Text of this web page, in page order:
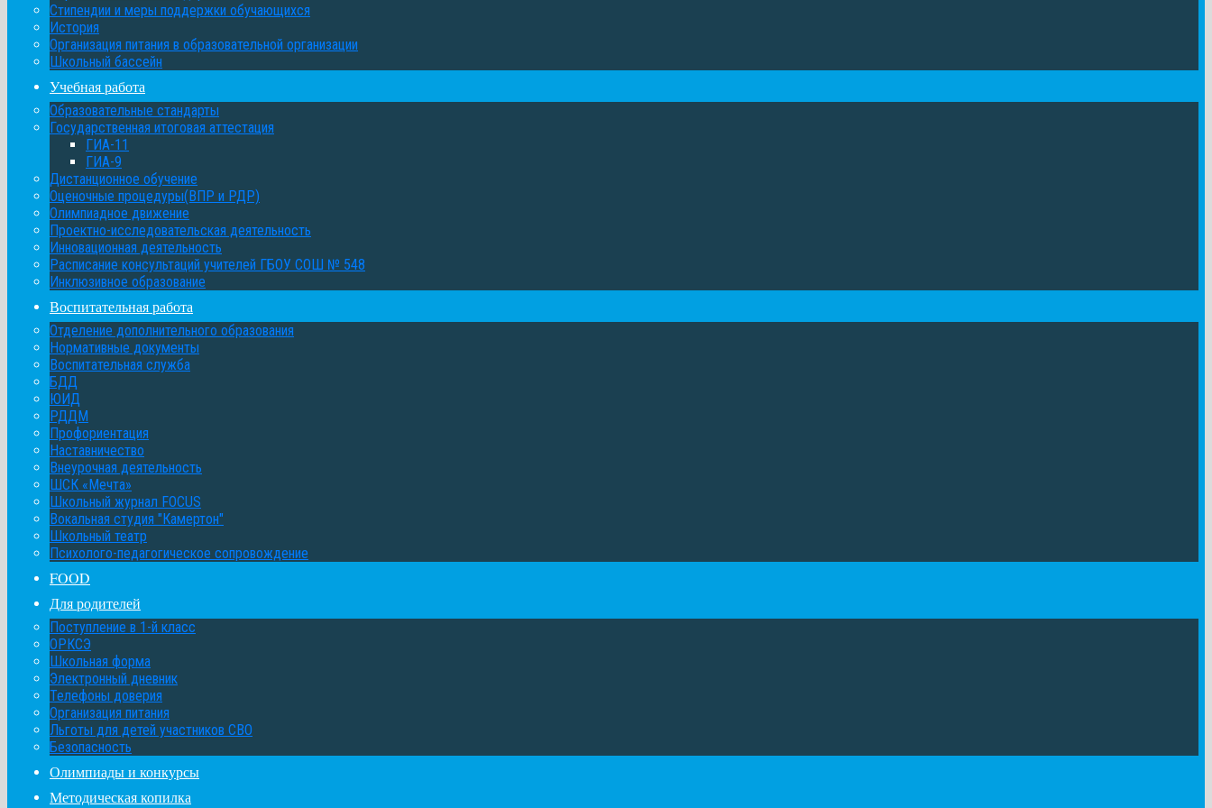
Стипендии и меры поддержки обучающихся
История
Организация питания в образовательной организации
Школьный бассейн
Учебная работа
Образовательные стандарты
Государственная итоговая аттестация
ГИА-11
ГИА-9
Дистанционное обучение
Оценочные процедуры(ВПР и РДР)
Олимпиадное движение
Проектно-исследовательская деятельность
Инновационная деятельность
Расписание консультаций учителей ГБОУ СОШ № 548
Инклюзивное образование
Воспитательная работа
Отделение дополнительного образования
Нормативные документы
Воспитательная служба
БДД
ЮИД
РДДМ
Профориентация
Наставничество
Внеурочная деятельность
ШСК «Мечта»
Школьный журнал FOCUS
Вокальная студия "Камертон"
Школьный театр
Психолого-педагогическое сопровождение
FOOD
Для родителей
Поступление в 1-й класс
ОРКСЭ
Школьная форма
Электронный дневник
Телефоны доверия
Организация питания
Льготы для детей участников СВО
Безопасность
Олимпиады и конкурсы
Методическая копилка